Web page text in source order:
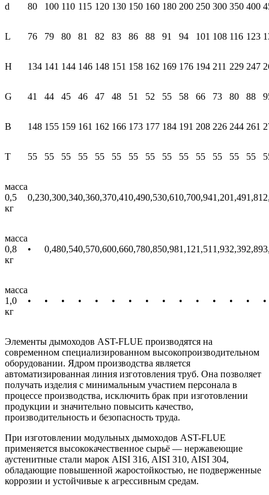
d 80 100 110 115 120 130 150 160 180 200 250 300 350 400
L 76 79 80 81 82 83 86 88 91 94 101 108 116 123
H 134 141 144 146 148 151 158 162 169 176 194 211 229 247
G 41 44 45 46 47 48 51 52 55 58 66 73 80 88
В 148 155 159 161 162 166 173 177 184 191 208 226 244 261
T 55 55 55 55 55 55 55 55 55 55 55 55 55 55
масса
0,5
кг
0,230,300,340,360,370,410,490,530,610,700,941,201,491,81
масса
0,8
кг
• 0,480,540,570,600,660,780,850,981,121,51 1,932,392,89
масса
1,0
кг
• • • • • • • • • • • • • • •
Элементы дымоходов AST-FLUE производятся на
современном специализированном высокопроизводительном
оборудовании. Ядром производства является
автоматизированная линия изготовления труб. Она позволяет
получать изделия с минимальным участием персонала в
процессе производства, исключить брак при изготовлении
продукции и значительно повысить качество,
производительность и безопасность труда.
При изготовлении модульных дымоходов AST-FLUE
применяется высококачественное сырьё — нержавеющие
аустенитные стали марок AISI 316, AISI 310, AISI 304,
обладающие повышенной жаростойкостью, не подверженные
коррозии и устойчивые к агрессивным средам.